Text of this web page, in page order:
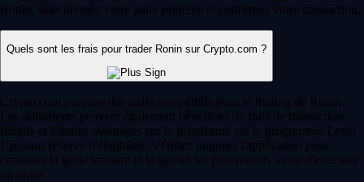
Ronin, sélectionnez votre paire préférée et confirmez votre transaction.
Quels sont les frais pour trader Ronin sur Crypto.com ?
Crypto.com propose des tarifs compétitifs pour le trading de Ronin.
Les utilisateurs peuvent également bénéficier de frais de transaction
réduits et d'autres avantages sur la plateforme via le programme Level
Up, sous réserve d'éligibilité. Vérifiez toujours l'application pour
consulter la grille tarifaire et le spread les plus récents avant d'exécuter
un ordre.